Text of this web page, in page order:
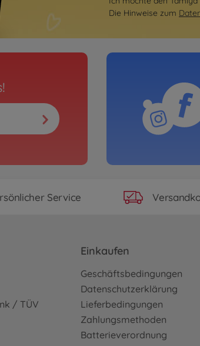
Die Hinweise zum
Service
/ TÜV
Einkaufen
Geschäftsbedingungen
Datenschutzerklärung
Lieferbedingungen
Zahlungsmethoden
Batterieverordnung